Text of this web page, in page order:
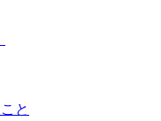
と